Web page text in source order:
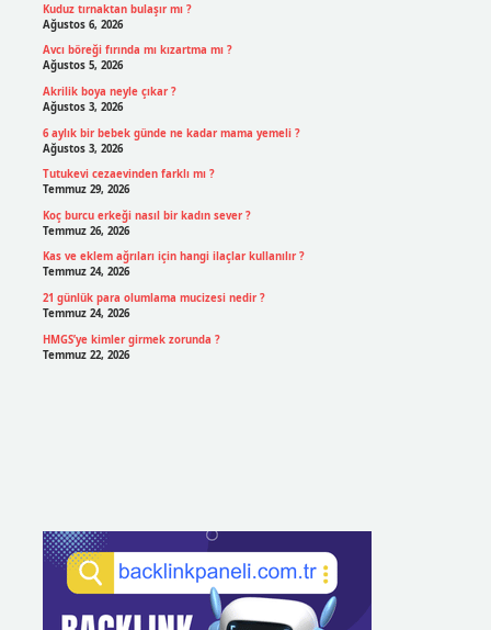
Kuduz tırnaktan bulaşır mı ?
Ağustos 6, 2026
Avcı böreği fırında mı kızartma mı ?
Ağustos 5, 2026
Akrilik boya neyle çıkar ?
Ağustos 3, 2026
6 aylık bir bebek günde ne kadar mama yemeli ?
Ağustos 3, 2026
Tutukevi cezaevinden farklı mı ?
Temmuz 29, 2026
Koç burcu erkeği nasıl bir kadın sever ?
Temmuz 26, 2026
Kas ve eklem ağrıları için hangi ilaçlar kullanılır ?
Temmuz 24, 2026
21 günlük para olumlama mucizesi nedir ?
Temmuz 24, 2026
HMGS’ye kimler girmek zorunda ?
Temmuz 22, 2026